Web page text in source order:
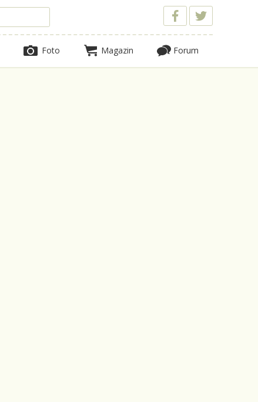
Foto Magazin Forum